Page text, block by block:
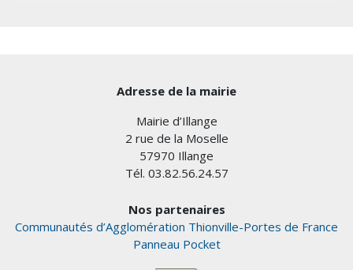
Adresse de la mairie
Mairie d’Illange
2 rue de la Moselle
57970 Illange
Tél. 03.82.56.24.57
Nos partenaires
Communautés d’Agglomération Thionville-Portes de France
Panneau Pocket